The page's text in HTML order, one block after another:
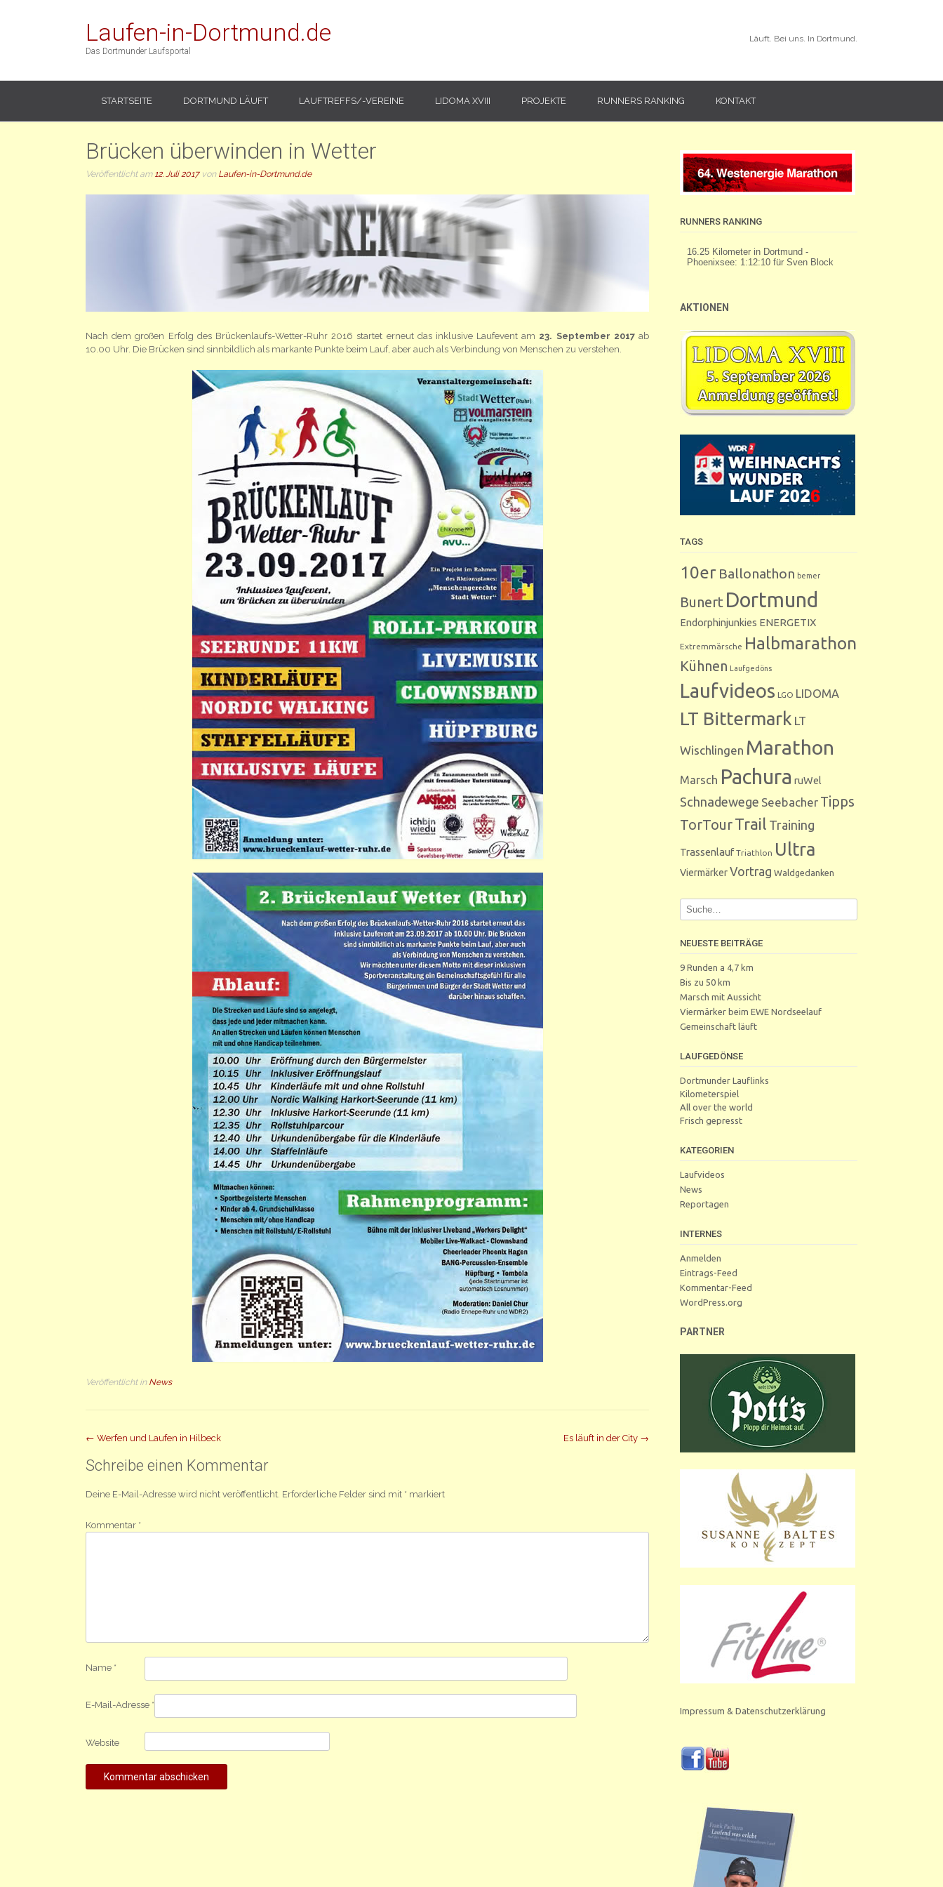
Laufen-in-Dortmund.de
Das Dortmunder Laufsportal
Läuft. Bei uns. In Dortmund.
STARTSEITE DORTMUND LÄUFT LAUFTREFFS/-VEREINE LIDOMA XVIII PROJEKTE RUNNERS RANKING KONTAKT
Brücken überwinden in Wetter
Veröffentlicht am 12. Juli 2017von Laufen-in-Dortmund.de
Nach dem großen Erfolg des Brückenlaufs-Wetter-Ruhr 2016 startet erneut das inklusive Laufevent am 23. September 2017ab
10.00 Uhr. Die Brücken sind sinnbildlich als markante Punkte beim Lauf, aber auch als Verbindung von Menschen zu verstehen.
Veröffentlicht in News
Beitrag
Navigation
← Werfen und Laufen in Hilbeck Es läuft in der City →
Schreibe einen Kommentar
Deine E-Mail-Adresse wird nicht veröffentlicht. Erforderliche Felder sind mit * markiert
Kommentar *
Name *
E-Mail-Adresse *
Website
RUNNERS RANKING
AKTIONEN
TAGS
10er Ballonathon bemer
Bunert Dortmund
Endorphinjunkies ENERGETIX
Extremmärsche Halbmarathon
Kühnen Laufgedöns
Laufvideos LGO LIDOMA
LT Bittermark LT
Wischlingen Marathon
Marsch Pachura ruWel
Schnadewege Seebacher Tipps
TorTourTrail Training
Trassenlauf Triathlon Ultra
ViermärkerVortrag Waldgedanken
NEUESTE BEITRÄGE
9 Runden a 4,7 km
Bis zu 50 km
Marsch mit Aussicht
Viermärker beim EWE Nordseelauf
Gemeinschaft läuft
LAUFGEDÖNSE
Dortmunder Lauflinks
Kilometerspiel
All over the world
Frisch gepresst
KATEGORIEN
Laufvideos
News
Reportagen
INTERNES
Anmelden
Eintrags-Feed
Kommentar-Feed
WordPress.org
PARTNER
Impressum & Datenschutzerklärung